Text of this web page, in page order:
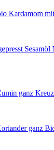
Kardamom
Sesamöl
ganz